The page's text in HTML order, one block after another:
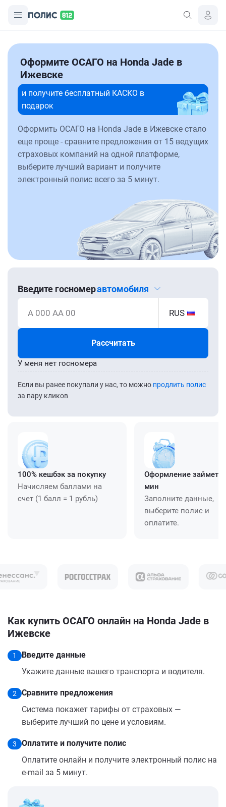
Оформите ОСАГО на Honda Jade в
Ижевске
и получите бесплатный КАСКО в
подарок
Оформить ОСАГО на Honda Jade в Ижевске стало
еще проще - сравните предложения от 15 ведущих
страховых компаний на одной платформе,
выберите лучший вариант и получите
электронный полис всего за 5 минут.
Введите госномеравтомобиля
А 000 АА 00 RUS
Рассчитать
Если вы ранее покупали у нас, то можно продлить полис
за пару кликов
У меня нет госномера
100% кешбэк за покупку
Начисляем баллами на
счет (1 балл = 1 рубль)
Оформление займет
мин
Заполните данные,
выберите полис и
оплатите.
Как купить ОСАГО онлайн на Honda Jade в
Ижевске
1
Введите данные
Укажите данные вашего транспорта и водителя.
2
Сравните предложения
Система покажет тарифы от страховых —
выберите лучший по цене и условиям.
3
Оплатите и получите полис
Оплатите онлайн и получите электронный полис на
e-mail за 5 минут.